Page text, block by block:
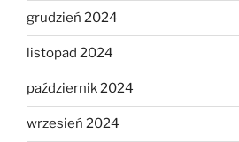
grudzień 2024
listopad 2024
październik 2024
wrzesień 2024